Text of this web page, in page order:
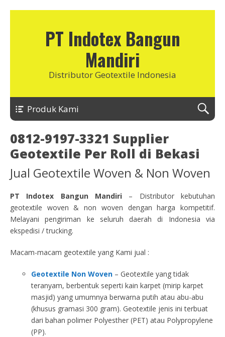
PT Indotex Bangun
Mandiri
Distributor Geotextile Indonesia
Produk Kami
0812-9197-3321 Supplier
Geotextile Per Roll di Bekasi
Jual Geotextile Woven & Non Woven
PT Indotex Bangun Mandiri – Distributor kebutuhan
geotextile woven & non woven dengan harga kompetitif.
Melayani pengiriman ke seluruh daerah di Indonesia via
ekspedisi / trucking.
Macam-macam geotextile yang Kami jual :
Geotextile Non Woven – Geotextile yang tidak
teranyam, berbentuk seperti kain karpet (mirip karpet
masjid) yang umumnya berwarna putih atau abu-abu
(khusus gramasi 300 gram). Geotextile jenis ini terbuat
dari bahan polimer Polyesther (PET) atau Polypropylene
(PP).